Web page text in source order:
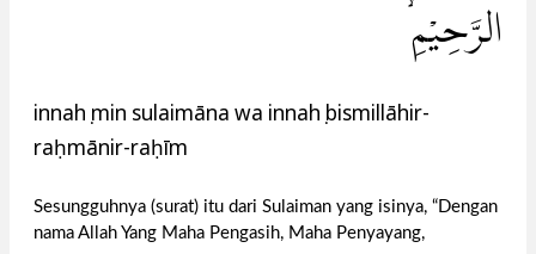
الرَّحِيْمِ ۙ
innahụ min sulaimāna wa innahụ bismillāhir-
raḥmānir-raḥīm
Sesungguhnya (surat) itu dari Sulaiman yang isinya, “Dengan
nama Allah Yang Maha Pengasih, Maha Penyayang,